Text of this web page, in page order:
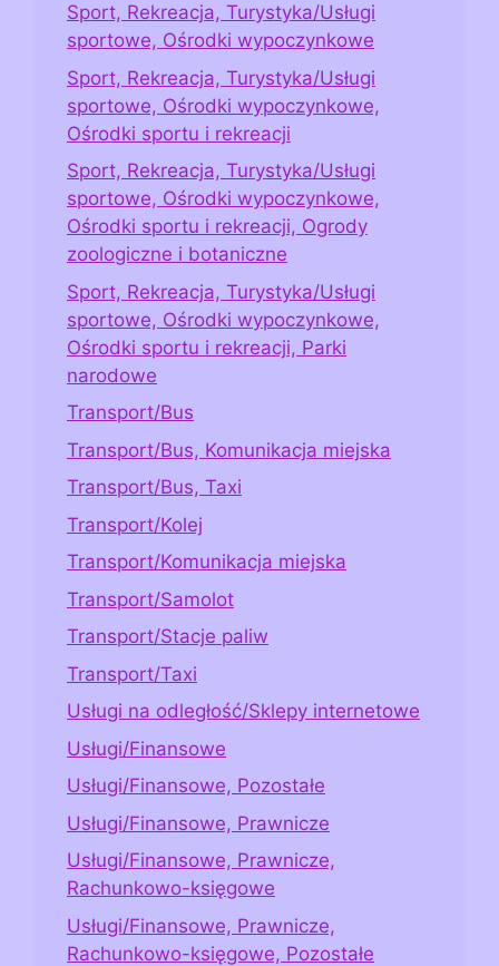
Sport, Rekreacja, Turystyka/Usługi
sportowe, Ośrodki wypoczynkowe
Sport, Rekreacja, Turystyka/Usługi
sportowe, Ośrodki wypoczynkowe,
Ośrodki sportu i rekreacji
Sport, Rekreacja, Turystyka/Usługi
sportowe, Ośrodki wypoczynkowe,
Ośrodki sportu i rekreacji, Ogrody
zoologiczne i botaniczne
Sport, Rekreacja, Turystyka/Usługi
sportowe, Ośrodki wypoczynkowe,
Ośrodki sportu i rekreacji, Parki
narodowe
Transport/Bus
Transport/Bus, Komunikacja miejska
Transport/Bus, Taxi
Transport/Kolej
Transport/Komunikacja miejska
Transport/Samolot
Transport/Stacje paliw
Transport/Taxi
Usługi na odległość/Sklepy internetowe
Usługi/Finansowe
Usługi/Finansowe, Pozostałe
Usługi/Finansowe, Prawnicze
Usługi/Finansowe, Prawnicze,
Rachunkowo-księgowe
Usługi/Finansowe, Prawnicze,
Rachunkowo-księgowe, Pozostałe